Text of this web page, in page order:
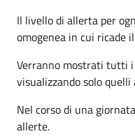
Il livello di allerta per
omogenea in cui ricade
Verranno mostrati tutti
visualizzando solo quelli
Nel corso di una
allerte.